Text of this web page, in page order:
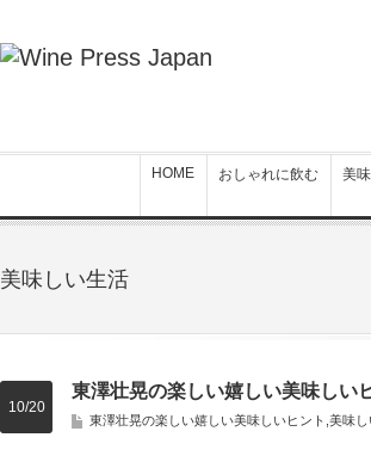
HOME おしゃれに飲む 美
美味しい生活
東澤壮晃の楽しい嬉しい美味し
東澤壮晃の楽しい嬉しい美味しいヒント 美味
10/20